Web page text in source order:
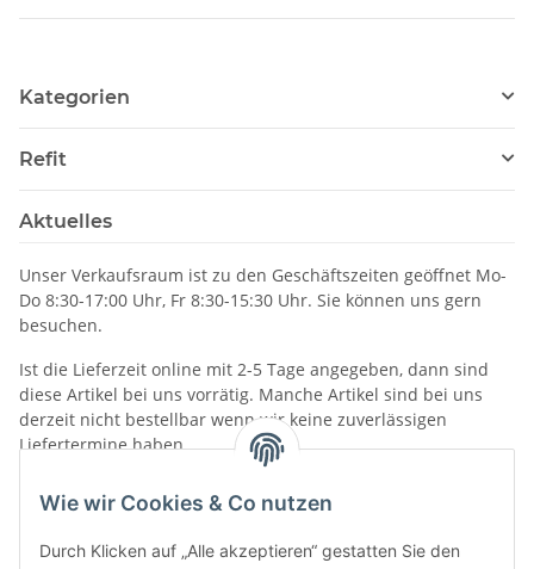
Wie wir Cookies & Co nutzen
Durch Klicken auf „Alle akzeptieren“ gestatten Sie den
Kategorien
Refit
Aktuelles
Unser Verkaufsraum ist zu den Geschäftszeiten geöffnet Mo-
Do 8:30-17:00 Uhr, Fr 8:30-15:30 Uhr. Sie können uns gern
besuchen.
Ist die Lieferzeit online mit 2-5 Tage angegeben, dann sind
diese Artikel bei uns vorrätig. Manche Artikel sind bei uns
derzeit nicht bestellbar wenn wir keine zuverlässigen
Liefertermine haben.